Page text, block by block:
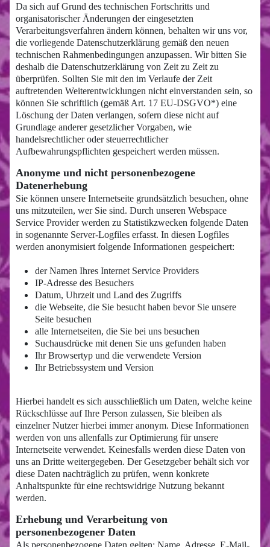
Da sich auf Grund des technischen Fortschritts und
organisatorischer Änderungen der eingesetzten
Verarbeitungsverfahren ändern können, behalten wir uns vor,
die vorliegende Datenschutzerklärung gemäß den neuen
technischen Rahmenbedingungen anzupassen. Wir bitten Sie
deshalb die Datenschutzerklärung von Zeit zu Zeit zu
überprüfen. Sollten Sie mit den im Verlaufe der Zeit
auftretenden Weiterentwicklungen nicht einverstanden sein, so
können Sie schriftlich (gemäß Art. 17 EU-DSGVO*) eine
Löschung der Daten verlangen, sofern diese nicht auf
Grundlage anderer gesetzlicher Vorgaben, wie
handelsrechtlicher oder steuerrechtlicher
Aufbewahrungspflichten gespeichert werden müssen.
Anonyme und nicht personenbezogene
Datenerhebung
Sie können unsere Internetseite grundsätzlich besuchen, ohne
uns mitzuteilen, wer Sie sind. Durch unseren Webspace
Service Provider werden zu Statistikzwecken folgende Daten
in sogenannte Server-Logfiles erfasst. In diesen Logfiles
werden anonymisiert folgende Informationen gespeichert:
der Namen Ihres Internet Service Providers
IP-Adresse des Besuchers
Datum, Uhrzeit und Land des Zugriffs
die Webseite, die Sie besucht haben bevor Sie unsere
Seite besuchen
alle Internetseiten, die Sie bei uns besuchen
Suchausdrücke mit denen Sie uns gefunden haben
Ihr Browsertyp und die verwendete Version
Ihr Betriebssystem und Version
Hierbei handelt es sich ausschließlich um Daten, welche keine
Rückschlüsse auf Ihre Person zulassen, Sie bleiben als
einzelner Nutzer hierbei immer anonym. Diese Informationen
werden von uns allenfalls zur Optimierung für unsere
Internetseite verwendet. Keinesfalls werden diese Daten von
uns an Dritte weitergegeben. Der Gesetzgeber behält sich vor
diese Daten nachträglich zu prüfen, wenn konkrete
Anhaltspunkte für eine rechtswidrige Nutzung bekannt
werden.
Erhebung und Verarbeitung von
personenbezogener Daten
Als personenbezogene Daten gelten: Name, Adresse, E-Mail-